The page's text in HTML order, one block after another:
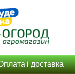
і доставка